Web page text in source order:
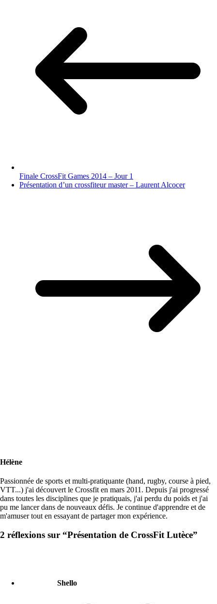
Finale CrossFit Games 2014 – Jour 1
Présentation d’un crossfiteur master – Laurent Alcocer
Hélène
Passionnée de sports et multi-pratiquante (hand, rugby, course à pied,
VTT...) j'ai découvert le Crossfit en mars 2011. Depuis j'ai progressé
dans toutes les disciplines que je pratiquais, j'ai perdu du poids et j'ai
pu me lancer dans de nouveaux défis. Je continue d'apprendre et de
m'amuser tout en essayant de partager mon expérience.
2 réflexions sur “Présentation de CrossFit Lutèce”
Shello